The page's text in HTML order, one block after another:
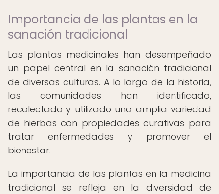
Importancia de las plantas en la
sanación tradicional
Las plantas medicinales han desempeñado
un papel central en la sanación tradicional
de diversas culturas. A lo largo de la historia,
las comunidades han identificado,
recolectado y utilizado una amplia variedad
de hierbas con propiedades curativas para
tratar enfermedades y promover el
bienestar.
La importancia de las plantas en la medicina
tradicional se refleja en la diversidad de